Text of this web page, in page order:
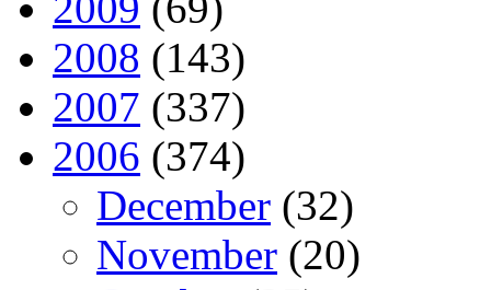
2008 (143)
2007 (337)
2006 (374)
December (32)
November (20)